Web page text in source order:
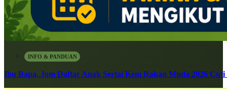
INFO & PANDUAN
Ibu Bapa, Jom Daftar Anak Sertai Kem Rakan Muda 2026